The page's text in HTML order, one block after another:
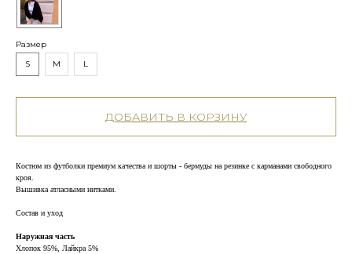
Размер
S
M L
ДОБАВИТЬ В КОРЗИНУ
Костюм из футболки премиум качества и шорты - бермуды на резинке с карманами свободного
кроя.
Вышивка атласными нитками.
Состав и уход
Наружная часть
Хлопок 95%, Лайкра 5%